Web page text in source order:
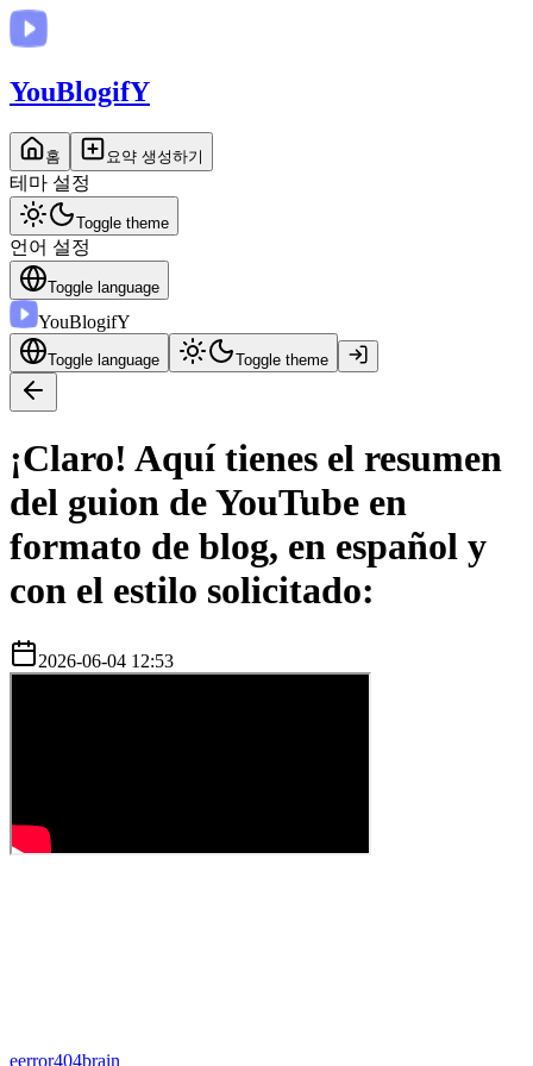
YouBlogifY
홈 요약 생성하기
테마 설정
Toggle theme
언어 설정
Toggle language
YouBlogifY
Toggle language Toggle theme
¡Claro! Aquí tienes el resumen
del guion de YouTube en
formato de blog, en español y
con el estilo solicitado:
2026-06-04 12:53
eerror404brain